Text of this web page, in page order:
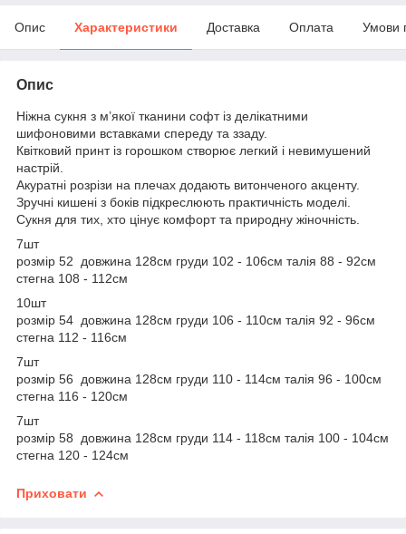
Опис Характеристики Доставка Оплата Умови
Опис
Ніжна сукня з м’якої тканини софт із делікатними
шифоновими вставками спереду та ззаду.
Квітковий принт із горошком створює легкий і невимушений
настрій.
Акуратні розрізи на плечах додають витонченого акценту.
Зручні кишені з боків підкреслюють практичність моделі.
Сукня для тих, хто цінує комфорт та природну жіночність.
7шт
розмір 52 довжина 128см груди 102 - 106см талія 88 - 92см
стегна 108 - 112см
10шт
розмір 54 довжина 128см груди 106 - 110см талія 92 - 96см
стегна 112 - 116см
7шт
розмір 56 довжина 128см груди 110 - 114см талія 96 - 100см
стегна 116 - 120см
7шт
розмір 58 довжина 128см груди 114 - 118см талія 100 - 104см
стегна 120 - 124см
Приховати